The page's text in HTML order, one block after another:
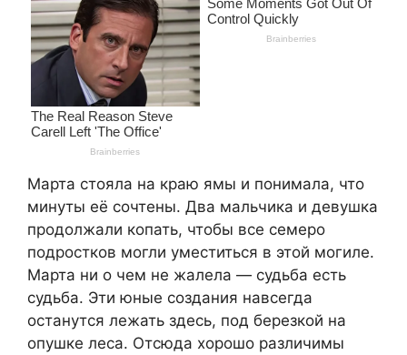
Марта стояла на краю ямы и понимала, что
минуты её сочтены. Два мальчика и девушка
продолжали копать, чтобы все семеро
подростков могли уместиться в этой могиле.
Марта ни о чем не жалела — судьба есть
судьба. Эти юные создания навсегда
останутся лежать здесь, под березкой на
опушке леса. Отсюда хорошо различимы